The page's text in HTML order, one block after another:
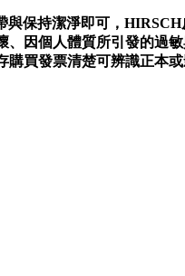
保持潔淨即可，
、因個人體質所引發的過
購買發票清楚可辨識正本